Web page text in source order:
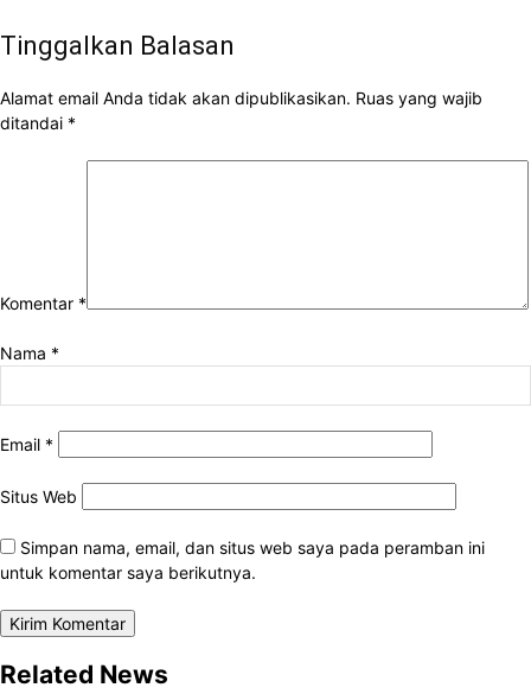
Tinggalkan Balasan
Alamat email Anda tidak akan dipublikasikan. Ruas yang wajib
ditandai *
Komentar *
Nama *
Email *
Situs Web
Simpan nama, email, dan situs web saya pada peramban ini
untuk komentar saya berikutnya.
Related News